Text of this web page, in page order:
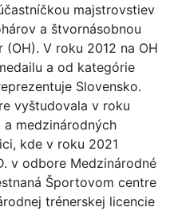
majstrovstiev
a štvornásobnou
V roku 2012 na OH
a od kategórie
Slovensko.
vyštudovala v roku
medzinárodných
kde v roku 2021
v odbore Medzinárodné
Športovom centre
trénerskej licencie